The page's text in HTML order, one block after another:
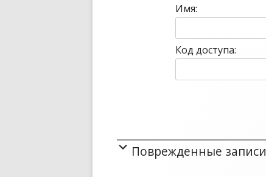
Имя:
Код доступа:
Поврежденные записи